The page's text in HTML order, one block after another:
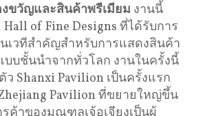
ขวัญและสินค้าพรีเมียม งานนี้
of Fine Designs ที่ได้รับการ
นเวทีสำคัญสำหรับการแสดงสินค้า
บชั้นนำจากทั่วโลก งานในครั้งนี้
ว Shanxi Pavilion เป็นครั้งแรก
Pavilion ที่ขยายใหญ่ขึ้น